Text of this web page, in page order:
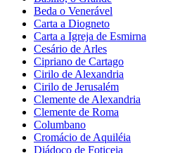
Beda o Venerável
Carta a Diogneto
Carta a Igreja de Esmirna
Cesário de Arles
Cipriano de Cartago
Cirilo de Alexandria
Cirilo de Jerusalém
Clemente de Alexandria
Clemente de Roma
Columbano
Cromácio de Aquiléia
Diádoco de Foticeia